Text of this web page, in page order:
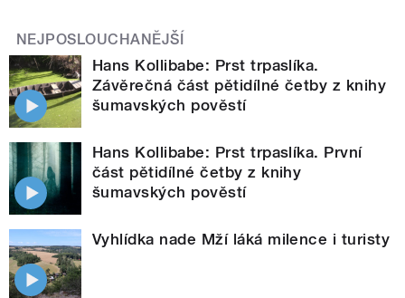
NEJPOSLOUCHANĚJŠÍ
Hans Kollibabe: Prst trpaslíka.
Závěrečná část pětidílné četby z knihy
šumavských pověstí
Hans Kollibabe: Prst trpaslíka. První
část pětidílné četby z knihy
šumavských pověstí
Vyhlídka nade Mží láká milence i turisty